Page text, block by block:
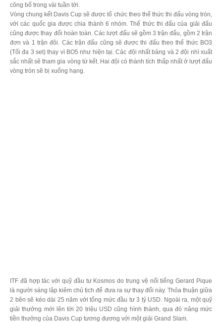
công bố trong vài tuần tới.
Vòng chung kết Davis Cup sẽ được tổ chức theo thể thức thi đấu vòng tròn,
với các quốc gia được chia thành 6 nhóm. Thể thức thi đấu của giải đấu
cũng được thay đổi hoàn toàn. Các lượt đấu sẽ gồm 3 trận đấu, gồm 2 trận
đơn và 1 trận đôi. Các trận đấu cũng sẽ được thi đấu theo thể thức BO3
(Tối đa 3 set) thay vì BO5 như hiện tại. Các đội nhất bảng và 2 đội nhì xuất
sắc nhất sẽ tham gia vòng tứ kết. Hai đội có thành tích thấp nhất ở lượt đấu
vòng tròn sẽ bị xuống hạng.
ITF đã hợp tác với quỹ đầu tư Kosmos do trung vệ nổi tiếng Gerard Pique
là người sáng lập kiêm chủ tịch để đưa ra sự thay đổi này. Thỏa thuận giữa
2 bên sẽ kéo dài 25 năm với tổng mức đầu tư 3 tỷ USD. Ngoài ra, một quỹ
giải thưởng mới lên tới 20 triệu USD cũng hình thành, qua đó nâng mức
tiền thưởng của Davis Cup tương đương với một giải Grand Slam.